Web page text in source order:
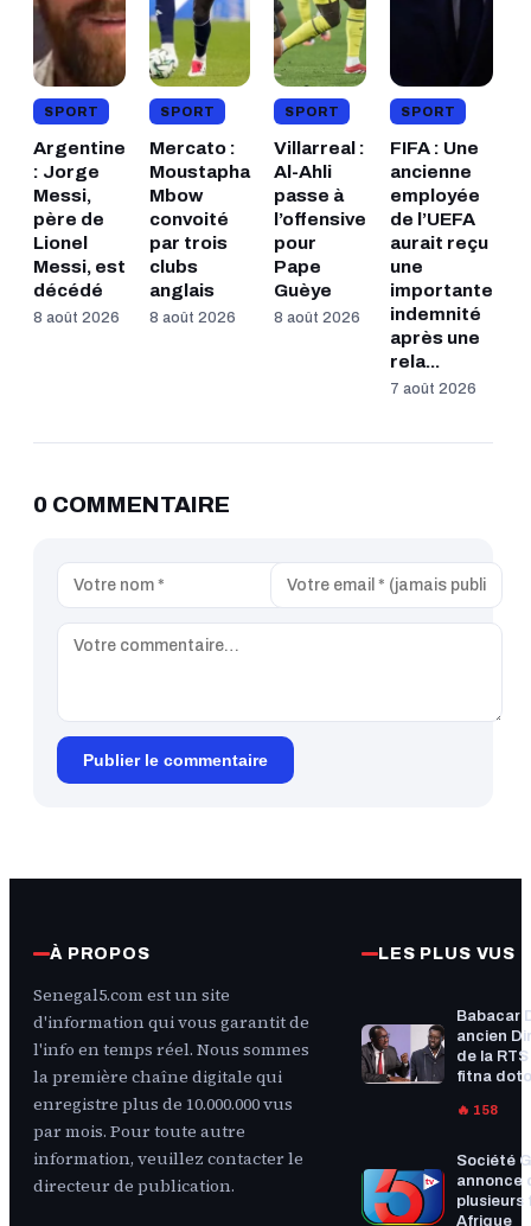
SPORT
Argentine
: Jorge
Messi,
père de
Lionel
Messi, est
décédé
8 août 2026
SPORT
Mercato :
Moustapha
Mbow
convoité
par trois
clubs
anglais
8 août 2026
SPORT
Villarreal :
Al-Ahli
passe à
l’offensive
pour
Pape
Guèye
8 août 2026
SPORT
FIFA : Une
ancienne
employée
de l’UEFA
aurait reçu
une
importante
indemnité
après une
rela...
7 août 2026
0 COMMENTAIRE
Publier le commentaire
À PROPOS
Senegal5.com est un site
d'information qui vous garantit de
l'info en temps réel. Nous sommes
la première chaîne digitale qui
enregistre plus de 10.000.000 vus
par mois. Pour toute autre
information, veuillez contacter le
directeur de publication.
LES PLUS VUS
Babacar
ancien
de la RTS
fitna
🔥 158
Société
annonce
plusieurs
Afrique